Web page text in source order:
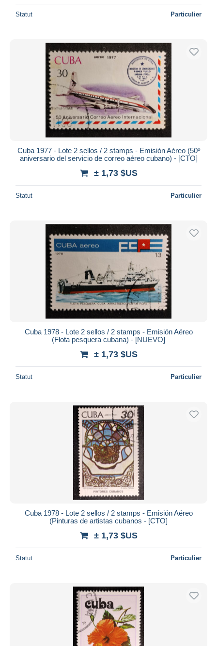
Statut Particulier
Cuba 1977 - Lote 2 sellos / 2 stamps - Emisión Aéreo (50º
aniversario del servicio de correo aéreo cubano) - [CTO]
± 1,73 $US
Statut Particulier
Cuba 1978 - Lote 2 sellos / 2 stamps - Emisión Aéreo
(Flota pesquera cubana) - [NUEVO]
± 1,73 $US
Statut Particulier
Cuba 1978 - Lote 2 sellos / 2 stamps - Emisión Aéreo
(Pinturas de artistas cubanos - [CTO]
± 1,73 $US
Statut Particulier